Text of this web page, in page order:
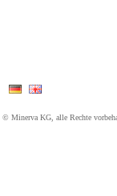
© Minerva KG, alle Rechte